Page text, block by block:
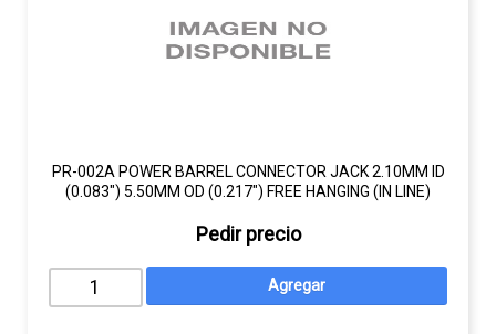
PR-002A POWER BARREL CONNECTOR JACK 2.10MM ID
(0.083") 5.50MM OD (0.217") FREE HANGING (IN LINE)
Pedir precio